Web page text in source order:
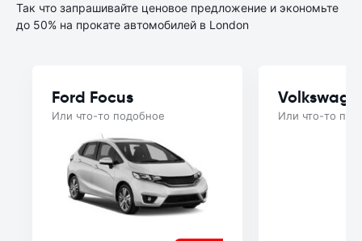
Так что запрашивайте ценовое предложение и экономьте
до 50% на прокате автомобилей в London
Ford Focus
Или что-то подобное Или что-то